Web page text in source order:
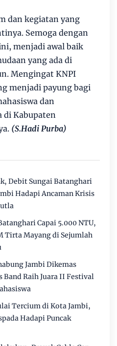
dan kegiatan yang
Semoga dengan
menjadi awal baik
yang ada di
Mengingat KNPI
menjadi payung bagi
dan
di Kabupaten
(S.Hadi Purba)
Debit Sungai Batanghari
Hadapi Ancaman Krisis
Capai 5.000 NTU,
Tirta Mayang di Sejumlah
Jambi Dikemas
Band Raih Juara II Festival
Tercium di Kota Jambi,
Hadapi Puncak